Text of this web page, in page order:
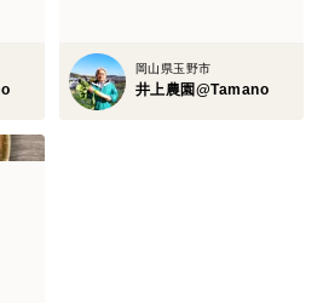
岡山県玉野市
井上農園@Tamano